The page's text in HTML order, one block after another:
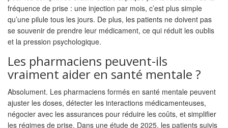
fréquence de prise : une injection par mois, c’est plus simple
qu’une pilule tous les jours. De plus, les patients ne doivent pas
se souvenir de prendre leur médicament, ce qui réduit les oublis
et la pression psychologique.
Les pharmaciens peuvent-ils
vraiment aider en santé mentale ?
Absolument. Les pharmaciens formés en santé mentale peuvent
ajuster les doses, détecter les interactions médicamenteuses,
négocier avec les assurances pour réduire les coûts, et simplifier
les régimes de prise. Dans une étude de 2025, les patients suivis